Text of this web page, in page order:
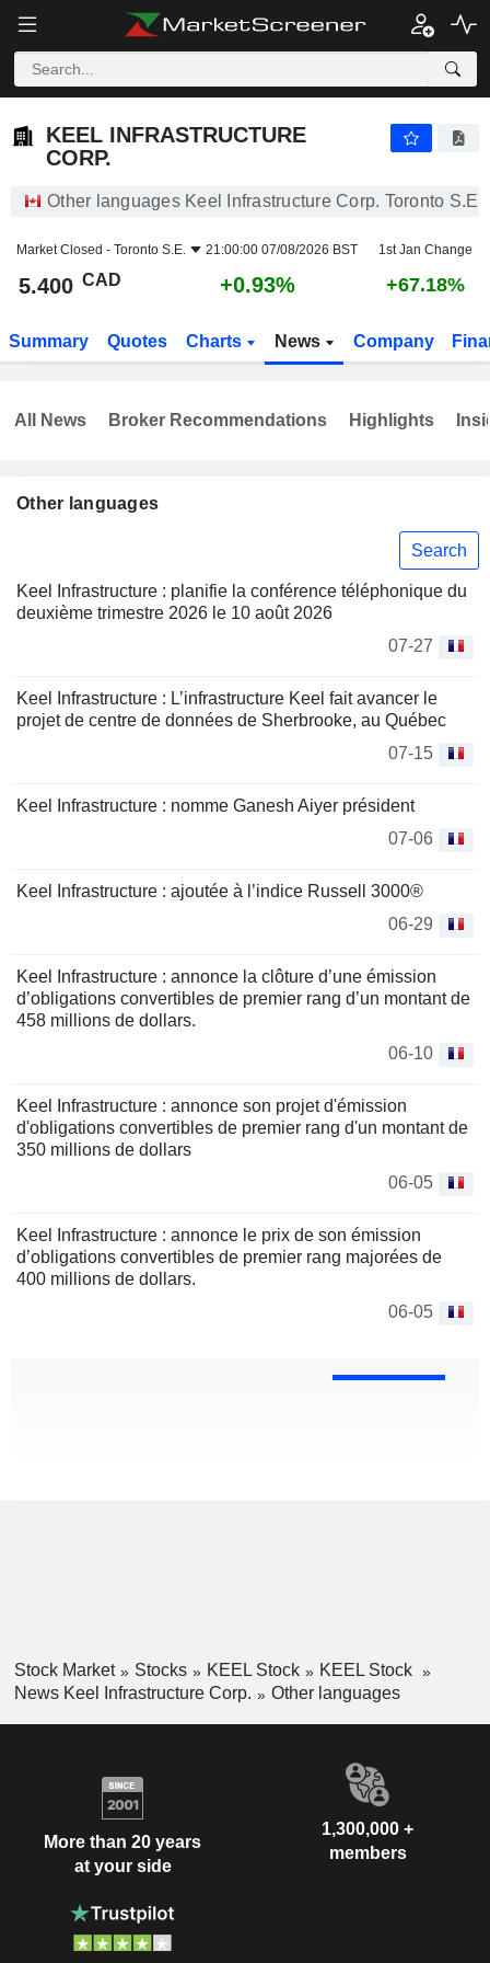
KEEL INFRASTRUCTURE
CORP.
Other languages Keel Infrastructure Corp. Toronto S.E.
Market Closed - Toronto S.E. 21:00:00 07/08/2026 BST 1st Jan Change
5.400 CAD +0.93% +67.18%
Summary Quotes Charts News Company
Other languages
Search
Keel Infrastructure : planifie la conférence téléphonique du
deuxième trimestre 2026 le 10 août 2026
07-27
Keel Infrastructure : L’infrastructure Keel fait avancer le
projet de centre de données de Sherbrooke, au Québec
07-15
Keel Infrastructure : nomme Ganesh Aiyer président
07-06
Keel Infrastructure : ajoutée à l’indice Russell 3000®
06-29
Keel Infrastructure : annonce la clôture d’une émission
d’obligations convertibles de premier rang d’un montant de
458 millions de dollars.
06-10
Keel Infrastructure : annonce son projet d'émission
d'obligations convertibles de premier rang d'un montant de
350 millions de dollars
06-05
Keel Infrastructure : annonce le prix de son émission
d’obligations convertibles de premier rang majorées de
400 millions de dollars.
06-05
All News Broker Recommendations Highlights
Stock Market Stocks KEEL Stock
KEEL Stock
News Keel Infrastructure Corp.
Other languages
More than 20 years
at your side
1,300,000 +
members